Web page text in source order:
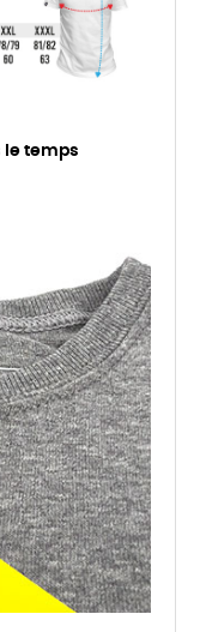
le temps